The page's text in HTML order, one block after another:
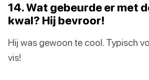
14. Wat gebeurde er met
kwal? Hij bevroor!
Hij was gewoon te cool. Typisch
vis!